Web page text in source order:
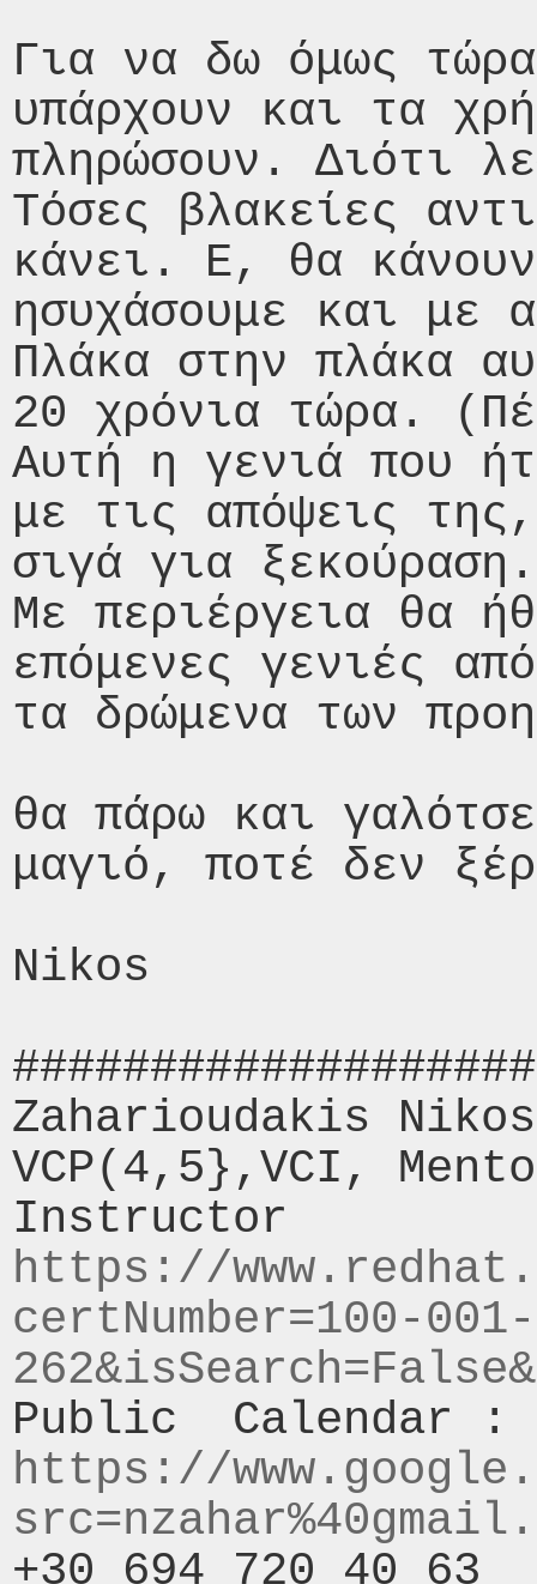
Για να δω όμως
υπάρχουν και τα
πληρώσουν. Διότι
Τόσες βλακείες
κάνει. Ε, θα
ησυχάσουμε και με
Πλάκα στην πλάκα
20 χρόνια τώρα.
Αυτή η γενιά που
με τις απόψεις
σιγά για ξεκούραση.
Με περιέργεια θα
επόμενες γενιές
τα δρώμενα των
θα πάρω και
μαγιό, ποτέ δεν
Nikos
Zaharioudakis
VCP(4,5},VCI,
https://
certNumber=100-001-
https://